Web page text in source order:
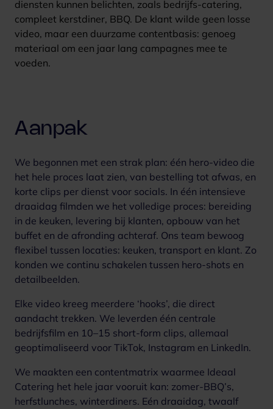
diensten kunnen belichten, zoals bedrijfs-catering,
compleet kerstdiner, BBQ. De klant wilde geen losse
video, maar een duurzame contentbasis: genoeg
materiaal om een jaar lang campagnes mee te
voeden.
Aanpak
We begonnen met een strak plan: één hero-video die
het hele proces laat zien, van bestelling tot afwas, en
korte clips per dienst voor socials. In één intensieve
draaidag filmden we het volledige proces: bereiding
in de keuken, levering bij klanten, opbouw van het
buffet en de afronding achteraf. Ons team bewoog
flexibel tussen locaties: keuken, transport en klant. Zo
konden we continu schakelen tussen hero-shots en
detailbeelden.
Elke video kreeg meerdere ‘hooks’, die direct
aandacht trekken. We leverden één centrale
bedrijfsfilm en 10–15 short-form clips, allemaal
geoptimaliseerd voor TikTok, Instagram en LinkedIn.
We maakten een contentmatrix waarmee Ideaal
Catering het hele jaar vooruit kan: zomer-BBQ’s,
herfstlunches, winterdiners. Eén draaidag, twaalf